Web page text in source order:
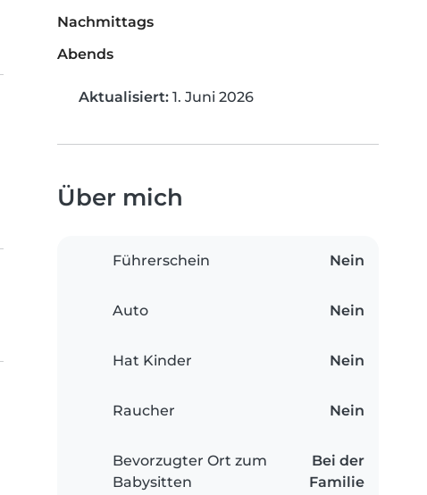
Nachmittags
Abends
Aktualisiert: 1. Juni 2026
Über mich
Führerschein Nein
Auto Nein
Hat Kinder Nein
Raucher Nein
Bevorzugter Ort zum
Babysitten
Bei der
Familie